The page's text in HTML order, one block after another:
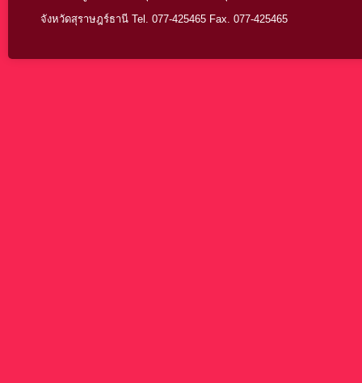
จังหวัดสุราษฎร์ธานี Tel. 077-425465 Fax. 077-425465